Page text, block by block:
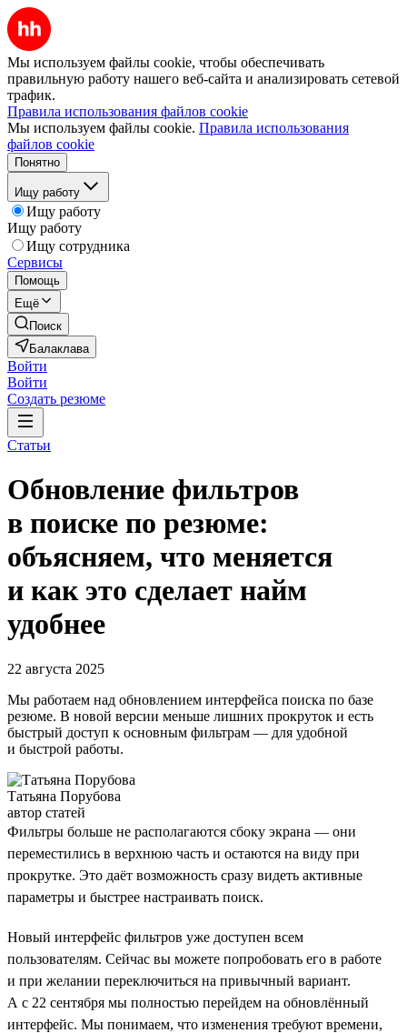
Мы используем файлы cookie, чтобы обеспечивать
правильную работу нашего веб-сайта и анализировать сетевой
трафик.
Правила использования файлов cookie
Мы используем файлы cookie. Правила использования
файлов cookie
Понятно
Ищу работу
Ищу работу
Ищу работу
Ищу сотрудника
Сервисы
Помощь
Ещё
Поиск
Балаклава
Войти
Войти
Создать резюме
Статьи
Обновление фильтров
в поиске по резюме:
объясняем, что меняется
и как это сделает найм
удобнее
22 августа 2025
Мы работаем над обновлением интерфейса поиска по базе
резюме. В новой версии меньше лишних прокруток и есть
быстрый доступ к основным фильтрам — для удобной
и быстрой работы.
Татьяна Порубова
автор статей
Фильтры больше не располагаются сбоку экрана — они
переместились в верхнюю часть и остаются на виду при
прокрутке. Это даёт возможность сразу видеть активные
параметры и быстрее настраивать поиск.
Новый интерфейс фильтров уже доступен всем
пользователям. Сейчас вы можете попробовать его в работе
и при желании переключиться на привычный вариант.
А с 22 сентября мы полностью перейдем на обновлённый
интерфейс. Мы понимаем, что изменения требуют времени,